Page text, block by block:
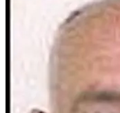
ostala mnogobrojna